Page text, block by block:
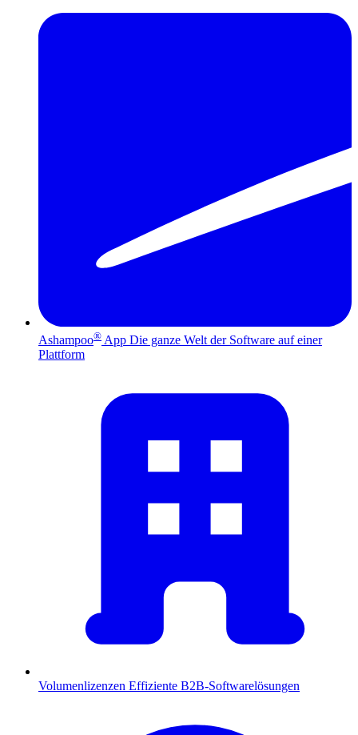
Ashampoo® App Die ganze Welt der Software auf einer
Plattform
Volumenlizenzen Effiziente B2B-Softwarelösungen